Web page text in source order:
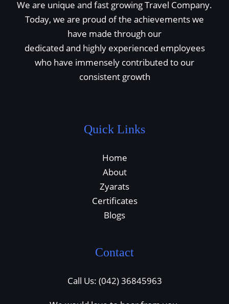
We are unique and fast growing Travel Company.
Today, we are proud of the achievements we
have made through our
dedicated and highly experienced employees
who have immensely contributed to our
consistent growth
Quick Links
Home
About
Zyarats
Certificates
Blogs
Contact
Call Us: (042) 36845963